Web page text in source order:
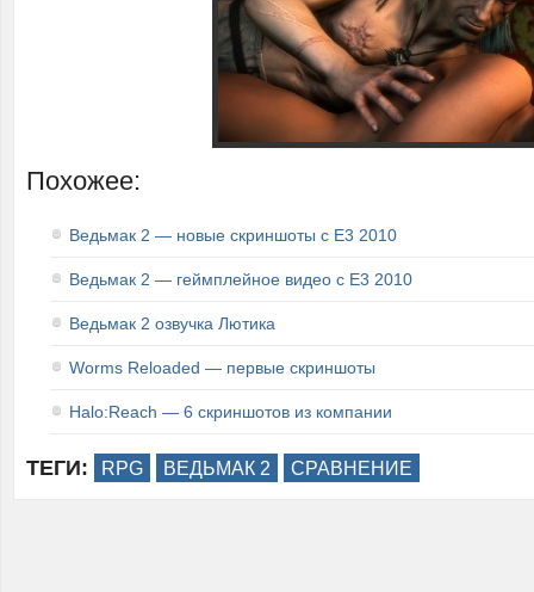
Похожее:
Ведьмак 2 — новые скриншоты с E3 2010
Ведьмак 2 — геймплейное видео с E3 2010
Ведьмак 2 озвучка Лютика
Worms Reloaded — первые скриншоты
Halo:Reach — 6 скриншотов из компании
ТЕГИ: RPG ВЕДЬМАК 2 СРАВНЕНИЕ